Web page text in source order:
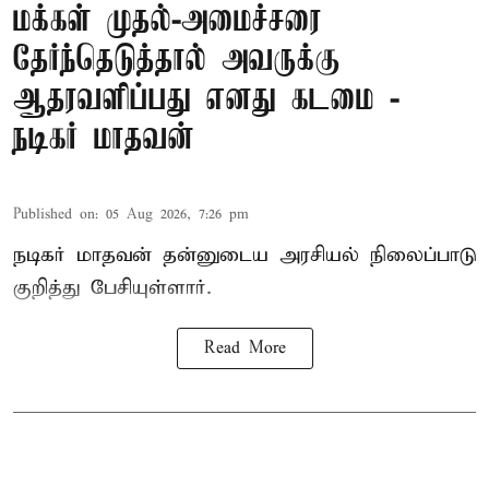
மக்கள் முதல்-அமைச்சரை
தேர்ந்தெடுத்தால் அவருக்கு
ஆதரவளிப்பது எனது கடமை -
நடிகர் மாதவன்
Published on: 05 Aug 2026, 7:26 pm
நடிகர் மாதவன் தன்னுடைய அரசியல் நிலைப்பாடு
குறித்து பேசியுள்ளார்.
Read More